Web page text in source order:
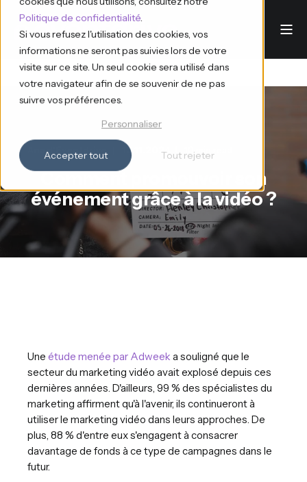
Politique de confidentialité.
Si vous refusez l'utilisation des cookies, vos
informations ne seront pas suivies lors de votre
visite sur ce site. Un seul cookie sera utilisé dans
votre navigateur afin de se souvenir de ne pas
suivre vos préférences.
Personnaliser
Accepter tout Tout rejeter
Ana d'Eventdrive 12.11.2024 10 min read
Comment promouvoir son
événement grâce à la vidéo ?
Une étude menée par Adweek a souligné que le
secteur du marketing vidéo avait explosé depuis ces
dernières années. D'ailleurs, 99 % des spécialistes du
marketing affirment qu'à l'avenir, ils continueront à
utiliser le marketing vidéo dans leurs approches. De
plus, 88 % d'entre eux s'engagent à consacrer
davantage de fonds à ce type de campagnes dans le
futur.